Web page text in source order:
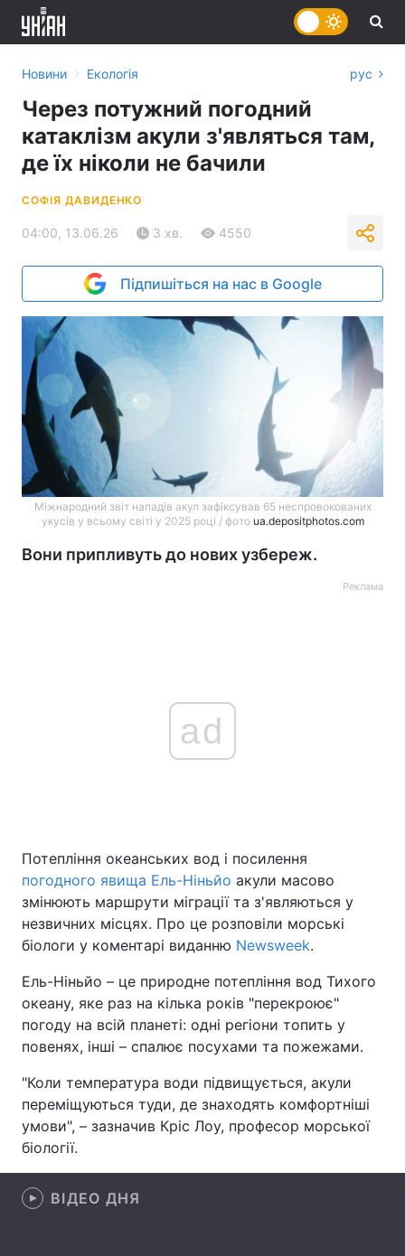
Головна Війна
Україна Політика
Спорт Наука
Техно і зв'язок Лайт
Зброя Інциденти
Здоров'я Туризм
Екологія
Новини › Екологія рус
Через потужний погодний
катаклізм акули з'являться там,
де їх ніколи не бачили
СОФІЯ ДАВИДЕНКО
04:00, 13.06.26 3 хв. 4550
Підпишіться на нас в Google
Міжнародний звіт нападів акул зафіксував 65 неспровокованих
укусів у всьому світі у 2025 році / фото ua.depositphotos.com
Вони припливуть до нових узбереж.
Реклама
ad
Потепління океанських вод і посилення
погодного явища Ель-Ніньйо акули масово
змінюють маршрути міграції та з'являються у
незвичних місцях. Про це розповіли морські
біологи у коментарі виданню Newsweek.
Ель-Ніньйо – це природне потепління вод Тихого
океану, яке раз на кілька років "перекроює"
погоду на всій планеті: одні регіони топить у
повенях, інші – спалює посухами та пожежами.
"Коли температура води підвищується, акули
переміщуються туди, де знаходять комфортніші
умови", – зазначив Кріс Лоу, професор морської
біології.
ВІДЕО ДНЯ